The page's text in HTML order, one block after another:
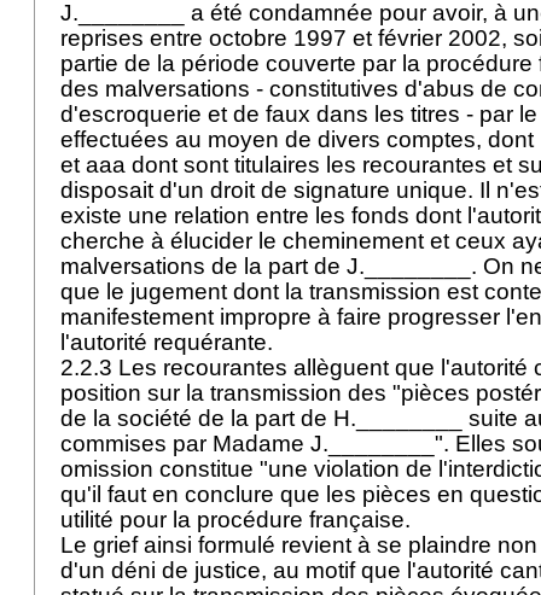
J.________ a été condamnée pour avoir, à
reprises entre octobre 1997 et février 2002,
partie de la période couverte par la
des malversations - constitutives d'abus de
d'escroquerie et de faux dans les titres - par
effectuées au moyen de divers comptes,
et aaa dont sont titulaires les recourantes et
disposait d'un droit de signature unique. Il
existe une relation entre les fonds dont
cherche à élucider le cheminement et ceux
malversations de la part de J.________. On
que le jugement dont la transmission est
manifestement impropre à faire progresser
l'autorité requérante.
2.2.3 Les recourantes allèguent que l'autorité
position sur la transmission des "pièces
de la société de la part de H.________ suite
commises par Madame J.________". Elles
omission constitue "une violation de
qu'il faut en conclure que les pièces en
utilité pour la procédure française.
Le grief ainsi formulé revient à se plaindre
d'un déni de justice, au motif que l'autorité